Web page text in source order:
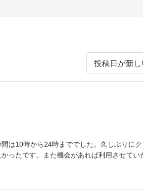
は10時から24時まででした。久しぶりに
ったです。また機会があれば利用させてい